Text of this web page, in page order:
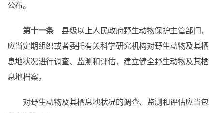
公布。
第十一条 县级以上人民政府野生动物保护主管部门，
应当定期组织或者委托有关科学研究机构对野生动物及其栖
息地状况进行调查、监测和评估，建立健全野生动物及其栖
息地档案。
对野生动物及其栖息地状况的调查、监测和评估应当包